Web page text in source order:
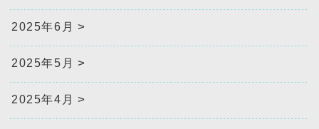
2025年6月
2025年5月
2025年4月